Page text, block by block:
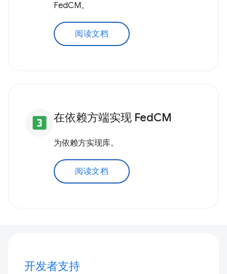
FedCM。
阅读文档
looks_3 在依赖方端实现 FedCM
为依赖方实现库。
阅读文档
开发者支持